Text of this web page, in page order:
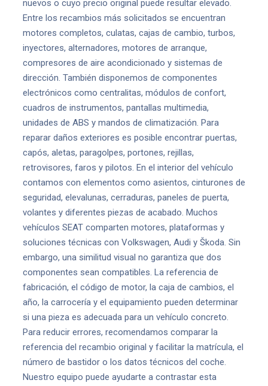
nuevos o cuyo precio original puede resultar elevado.
Entre los recambios más solicitados se encuentran
motores completos, culatas, cajas de cambio, turbos,
inyectores, alternadores, motores de arranque,
compresores de aire acondicionado y sistemas de
dirección. También disponemos de componentes
electrónicos como centralitas, módulos de confort,
cuadros de instrumentos, pantallas multimedia,
unidades de ABS y mandos de climatización. Para
reparar daños exteriores es posible encontrar puertas,
capós, aletas, paragolpes, portones, rejillas,
retrovisores, faros y pilotos. En el interior del vehículo
contamos con elementos como asientos, cinturones de
seguridad, elevalunas, cerraduras, paneles de puerta,
volantes y diferentes piezas de acabado. Muchos
vehículos SEAT comparten motores, plataformas y
soluciones técnicas con Volkswagen, Audi y Škoda. Sin
embargo, una similitud visual no garantiza que dos
componentes sean compatibles. La referencia de
fabricación, el código de motor, la caja de cambios, el
año, la carrocería y el equipamiento pueden determinar
si una pieza es adecuada para un vehículo concreto.
Para reducir errores, recomendamos comparar la
referencia del recambio original y facilitar la matrícula, el
número de bastidor o los datos técnicos del coche.
Nuestro equipo puede ayudarte a contrastar esta